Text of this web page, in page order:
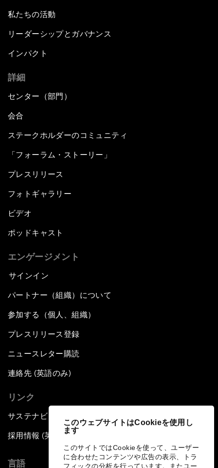
このウェブサイトはCookieを使用し
ます
このサイトではCookieを使って、ユーザー
に合わせたコンテンツや広告の表示、トラ
フィックの分析を行っています。またユー
私たちの活動
リーダーシップとガバナンス
インパクト
詳細
センター（部門）
会合
ステークホルダーのコミュニティ
「フォーラム・ストーリー」
プレスリリース
フォトギャラリー
ビデオ
ポッドキャスト
エンゲージメント
サインイン
パートナー（組織）について
参加する（個人、組織）
プレスリリース登録
ニュースレター購読
連絡先 (英語のみ)
リンク
サステナビリティへの取り組み
採用情報 (英語のみ)
言語